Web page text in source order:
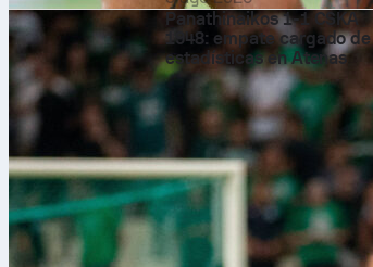
Panathinaikos 1-1 CSKA
1948: empate cargado de
estadísticas en Atenas